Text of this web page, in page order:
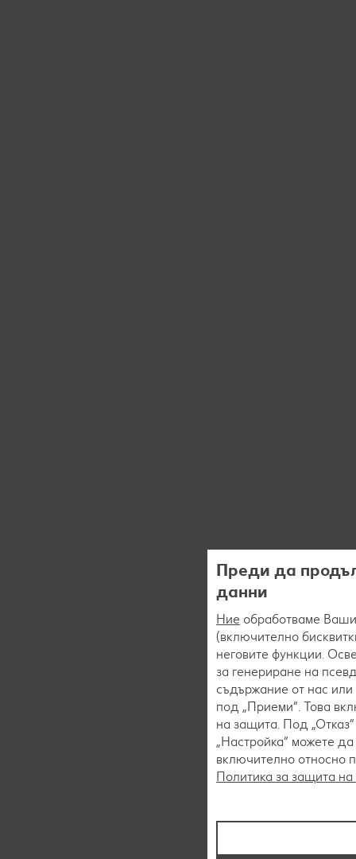
Преди да
данни
Ние обработваме
(включително
неговите функции.
за генериране на
съдържание от нас или
под „Приеми“. Това
на защита. Под
„Настройка“ можете
включително относно
Политика за защита